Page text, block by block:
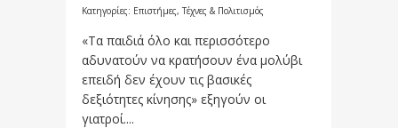
Κατηγορίες: Επιστήμες, Τέχνες & Πολιτισμός
«Τα παιδιά όλο και περισσότερο
αδυνατούν να κρατήσουν ένα μολύβι
επειδή δεν έχουν τις βασικές
δεξιότητες κίνησης» εξηγούν οι
γιατροί....